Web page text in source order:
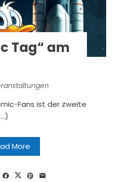
Tag“ am
Fans ist der zweite
More